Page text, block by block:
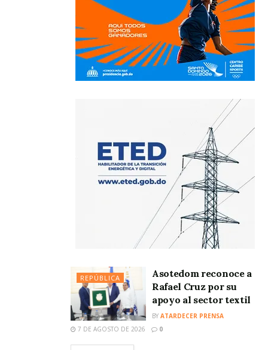
REPÚBLICA
Asotedom reconoce a
Rafael Cruz por su
apoyo al sector textil
BY ATARDECER PRENSA
7 DE AGOSTO DE 2026
0